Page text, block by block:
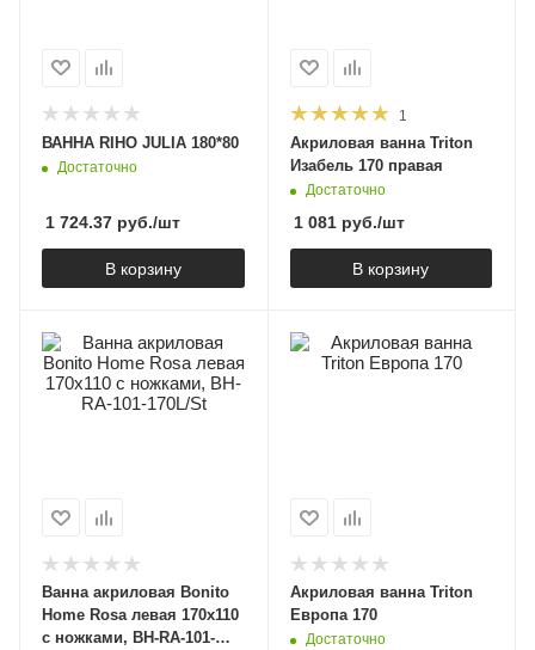
ВАННА RIHO JULIA 180*80
Достаточно
1 724.37 руб./шт
В корзину
1
Акриловая ванна Triton
Изабель 170 правая
Достаточно
1 081руб./шт
В корзину
Ванна акриловая Bonito
Home Rosa левая 170х110
с ножками, BH-RA-101-
Акриловая ванна Triton
Европа 170
Достаточно